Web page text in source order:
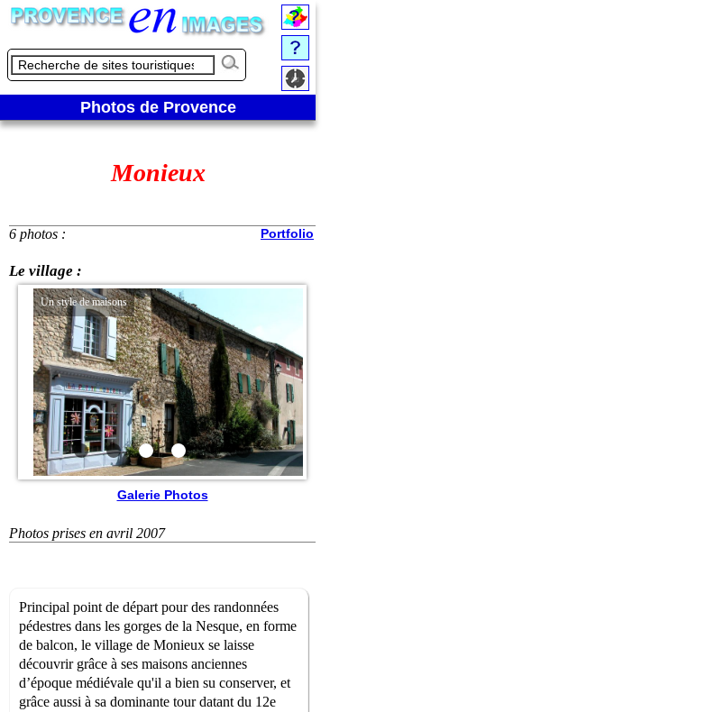
Photos de Provence
Monieux
6 photos : Portfolio
Le village :
Un style de maisons
Galerie Photos
Photos prises en avril 2007
Principal point de départ pour des randonnées
pédestres dans les gorges de la Nesque, en forme
de balcon, le village de Monieux se laisse
découvrir grâce à ses maisons anciennes
d’époque médiévale qu'il a bien su conserver, et
grâce aussi à sa dominante tour datant du 12e